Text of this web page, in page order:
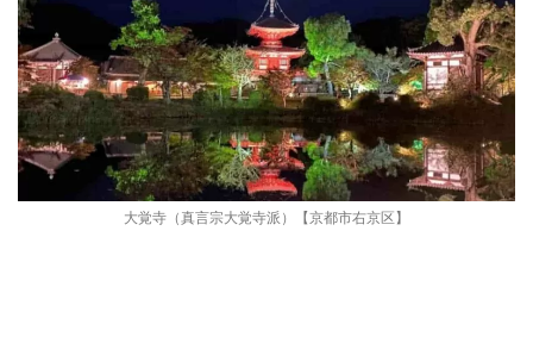
大覚寺（真言宗大覚寺派）【京都市右京区】